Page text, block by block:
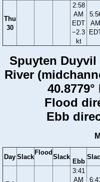
Thu
30
2:58
AM
EDT
−2.3
kt
AM
Spuyten
River
40.8779°
Flood
Ebb
Day Slack
Flood
Slack
Ebb
3:41
AM